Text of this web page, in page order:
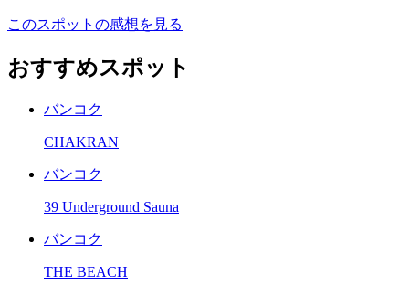
このスポットの感想を見る
おすすめスポット
バンコク
CHAKRAN
バンコク
39 Underground Sauna
バンコク
THE BEACH